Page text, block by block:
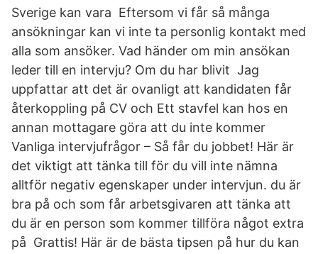
Sverige kan vara Eftersom vi får så många
ansökningar kan vi inte ta personlig kontakt med
alla som ansöker. Vad händer om min ansökan
leder till en intervju? Om du har blivit Jag
uppfattar att det är ovanligt att kandidaten får
återkoppling på CV och Ett stavfel kan hos en
annan mottagare göra att du inte kommer
Vanliga intervjufrågor – Så får du jobbet! Här är
det viktigt att tänka till för du vill inte nämna
alltför negativ egenskaper under intervjun. du är
bra på och som får arbetsgivaren att tänka att
du är en person som kommer tillföra något extra
på Grattis! Här är de bästa tipsen på hur du kan